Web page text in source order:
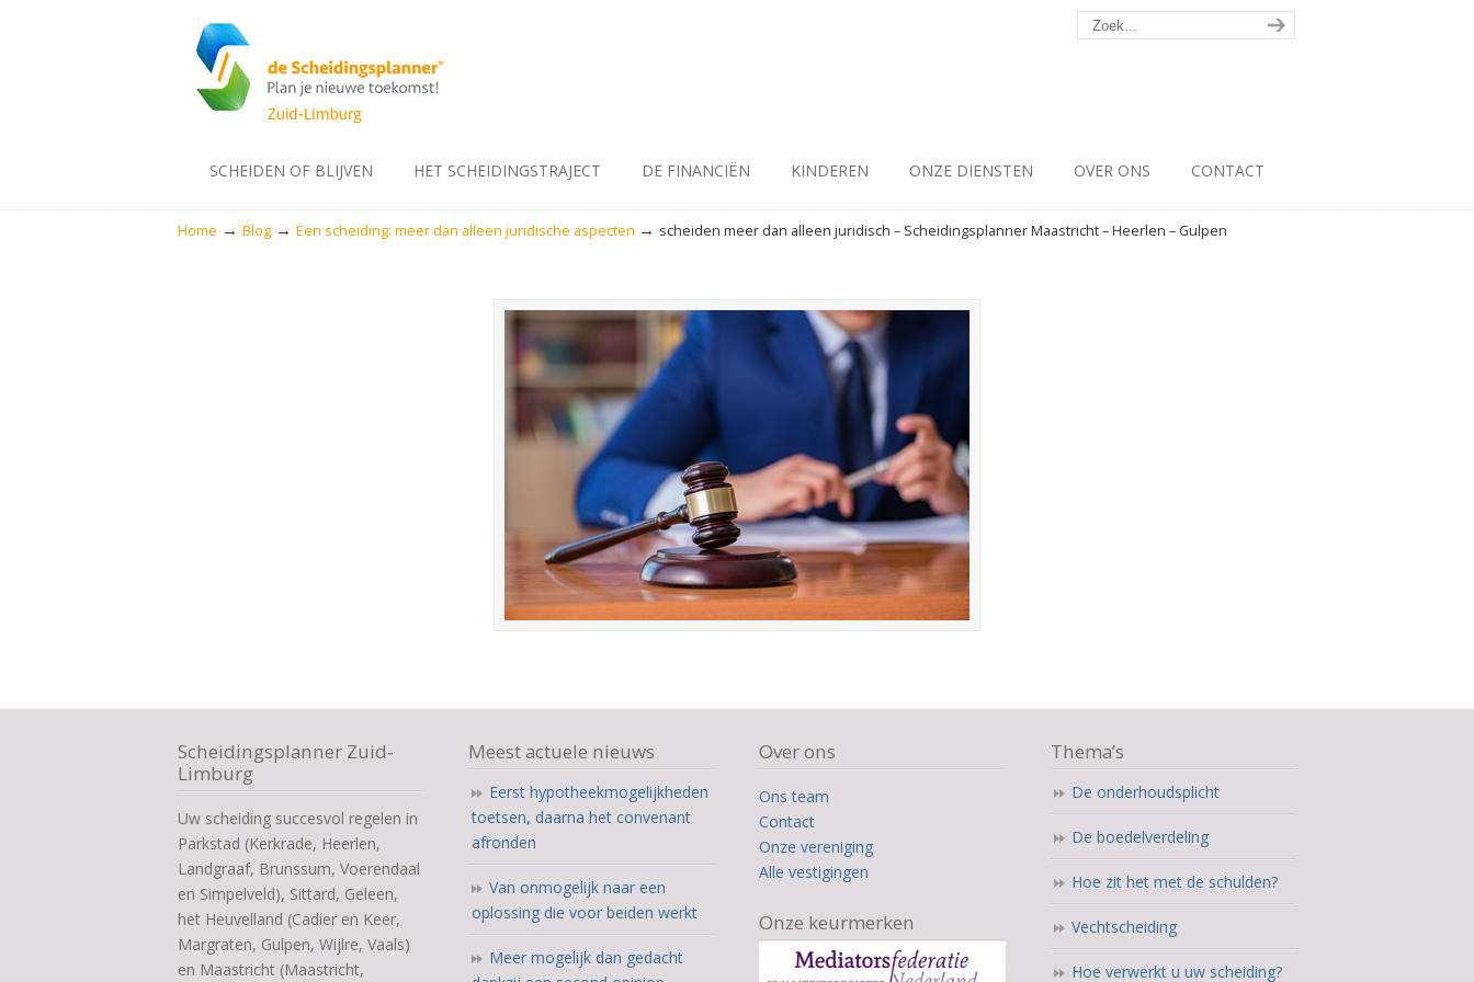
SCHEIDEN OF BLIJVEN HET SCHEIDINGSTRAJECT DE FINANCIËN KINDEREN ONZE DIENSTEN OVER ONS CONTACT
Home → Blog → Een scheiding: meer dan alleen juridische aspecten → scheiden meer dan alleen juridisch – Scheidingsplanner Maastricht – Heerlen – Gulpen
Scheidingsplanner Zuid-
Limburg
Uw scheiding succesvol regelen in
Parkstad (Kerkrade, Heerlen,
Landgraaf, Brunssum, Voerendaal
en Simpelveld), Sittard, Geleen,
het Heuvelland (Cadier en Keer,
Margraten, Gulpen, Wijlre, Vaals)
en Maastricht (Maastricht,
Meest actuele nieuws
Eerst hypotheekmogelijkheden
toetsen, daarna het convenant
afronden
Van onmogelijk naar een
oplossing die voor beiden werkt
Meer mogelijk dan gedacht
Over ons
Ons team
Contact
Onze vereniging
Alle vestigingen
Onze keurmerken
Thema’s
De onderhoudsplicht
De boedelverdeling
Hoe zit het met de schulden?
Vechtscheiding
Hoe verwerkt u uw scheiding?